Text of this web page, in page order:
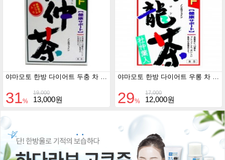
야마모토 한방 다이어트 두충 차 8g * 24포 (노카페인)
19,000
31% 13,000원
야마모토 한방 다이어트 우롱 차 980 8gX24포
17,000
29% 12,000원